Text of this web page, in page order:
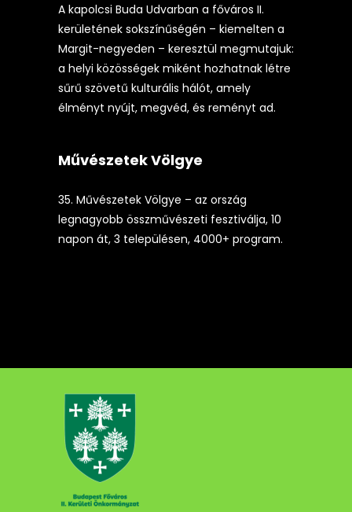
A kapolcsi Buda Udvarban a főváros II.
kerületének sokszínűségén – kiemelten a
Margit-negyeden – keresztül megmutajuk:
a helyi közösségek miként hozhatnak létre
sűrű szövetű kulturális hálót, amely
élményt nyújt, megvéd, és reményt ad.
Művészetek Völgye
35. Művészetek Völgye – az ország
legnagyobb összművészeti fesztiválja, 10
napon át, 3 településen, 4000+ program.